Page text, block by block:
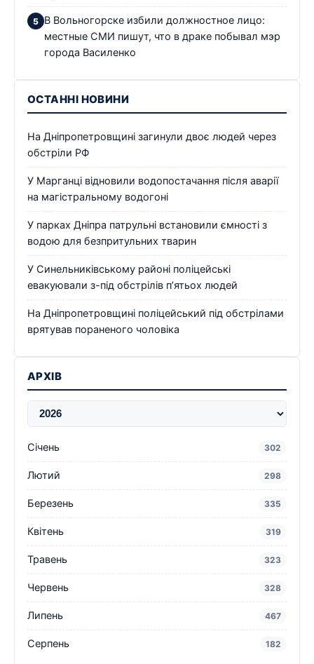
В Вольногорске избили должностное лицо:
местные СМИ пишут, что в драке побывал мэр
города Василенко
ОСТАННІ НОВИНИ
На Дніпропетровщині загинули двоє людей через
обстріли РФ
У Марганці відновили водопостачання після аварії
на магістральному водогоні
У парках Дніпра патрульні встановили ємності з
водою для безпритульних тварин
У Синельниківському районі поліцейські
евакуювали з-під обстрілів п’ятьох людей
На Дніпропетровщині поліцейський під обстрілами
врятував пораненого чоловіка
АРХІВ
Січень 302
Лютий 298
Березень 335
Квітень 319
Травень 323
Червень 328
Липень 467
Серпень 182